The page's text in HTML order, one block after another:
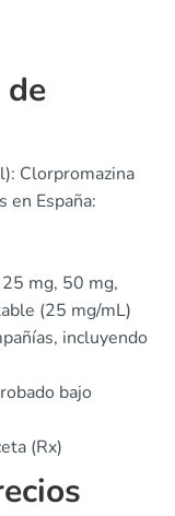
Clorpromazina
en España:
mg, 50 mg,
(25 mg/mL)
incluyendo
bajo
(Rx)